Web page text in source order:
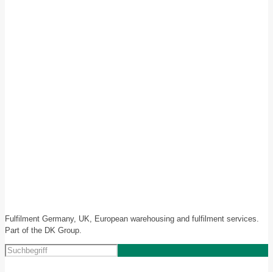
Fulfilment Germany, UK, European warehousing and fulfilment services.
Part of the DK Group.